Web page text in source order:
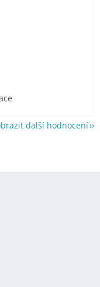
5 hvězdiček.
další hodnocení